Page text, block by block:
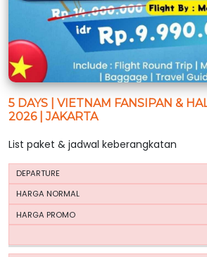
5 DAYS | VIETNAM FANSIPAN &
2026 | JAKARTA
List paket & jadwal keberangkatan
PERIODE
HARGA